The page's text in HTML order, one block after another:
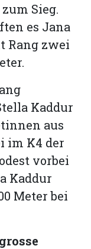
Sieg.
es Jana
Rang zwei
Kaddur
aus
im K4 der
vorbei
Kaddur
Meter bei